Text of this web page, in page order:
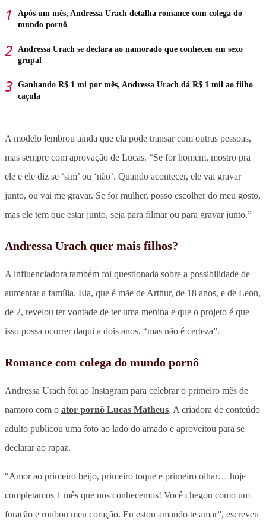
Após um mês, Andressa Urach detalha romance com colega do
mundo pornô
Andressa Urach se declara ao namorado que conheceu em sexo
grupal
Ganhando R$ 1 mi por mês, Andressa Urach dá R$ 1 mil ao filho
caçula
A modelo lembrou ainda que ela pode transar com outras pessoas,
mas sempre com aprovação de Lucas. “Se for homem, mostro pra
ele e ele diz se ‘sim’ ou ‘não’. Quando acontecer, ele vai gravar
junto, ou vai me gravar. Se for mulher, posso escolher do meu gosto,
mas ele tem que estar junto, seja para filmar ou para gravar junto.”
Andressa Urach quer mais filhos?
A influenciadora também foi questionada sobre a possibilidade de
aumentar a família. Ela, que é mãe de Arthur, de 18 anos, e de Leon,
de 2, revelou ter vontade de ter uma menina e que o projeto é que
isso possa ocorrer daqui a dois anos, “mas não é certeza”.
Romance com colega do mundo pornô
Andressa Urach foi ao Instagram para celebrar o primeiro mês de
namoro com o ator pornô Lucas Matheus. A criadora de conteúdo
adulto publicou uma foto ao lado do amado e aproveitou para se
declarar ao rapaz.
“Amor ao primeiro beijo, primeiro toque e primeiro olhar… hoje
completamos 1 mês que nos conhecemos! Você chegou como um
furacão e roubou meu coração. Eu estou amando te amar”, escreveu